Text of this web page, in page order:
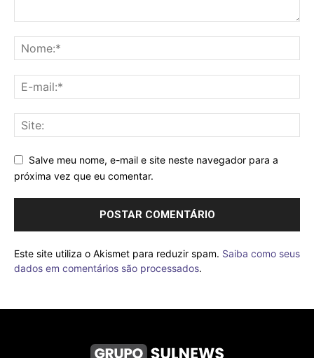
Salve meu nome, e-mail e site neste navegador para a
próxima vez que eu comentar.
Este site utiliza o Akismet para reduzir spam. Saiba como seus
dados em comentários são processados.